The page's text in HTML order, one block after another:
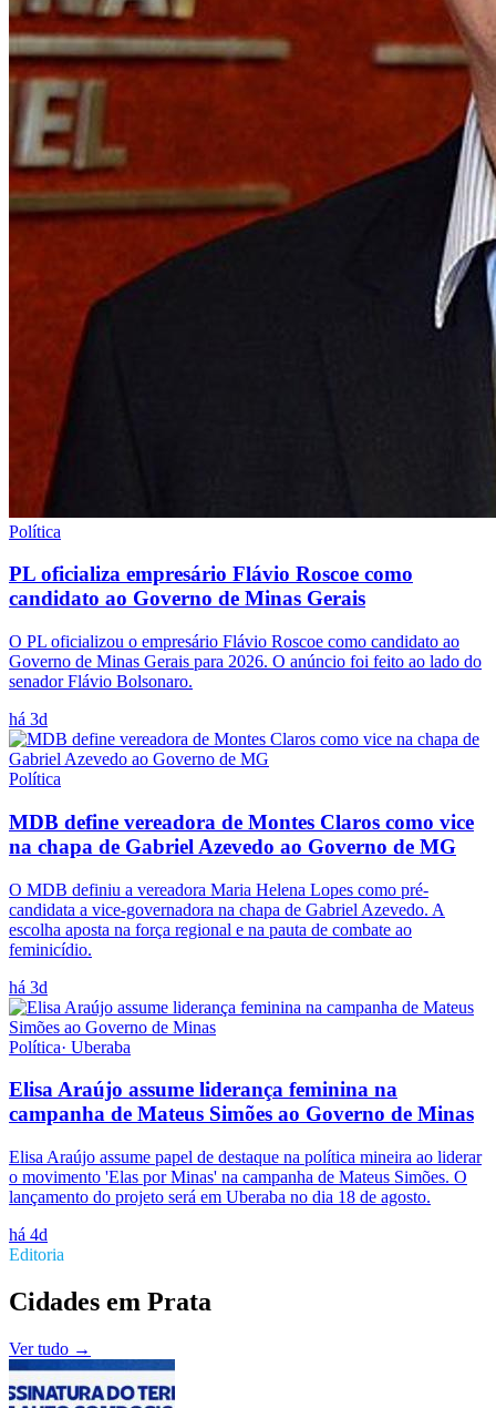
Política
PL oficializa empresário Flávio Roscoe como
candidato ao Governo de Minas Gerais
O PL oficializou o empresário Flávio Roscoe como candidato ao
Governo de Minas Gerais para 2026. O anúncio foi feito ao lado do
senador Flávio Bolsonaro.
há 3d
Política
MDB define vereadora de Montes Claros como vice
na chapa de Gabriel Azevedo ao Governo de MG
O MDB definiu a vereadora Maria Helena Lopes como pré-
candidata a vice-governadora na chapa de Gabriel Azevedo. A
escolha aposta na força regional e na pauta de combate ao
feminicídio.
há 3d
Política· Uberaba
Elisa Araújo assume liderança feminina na
campanha de Mateus Simões ao Governo de Minas
Elisa Araújo assume papel de destaque na política mineira ao liderar
o movimento 'Elas por Minas' na campanha de Mateus Simões. O
lançamento do projeto será em Uberaba no dia 18 de agosto.
há 4d
Editoria
Cidades em Prata
Ver tudo →